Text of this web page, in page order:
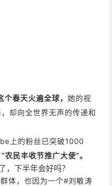
春天火遍全球， 她的视
却向全世界无声的传递和
上的粉丝已突破1000
民丰收节推广大使”。
体，也因为一个#刘敏涛